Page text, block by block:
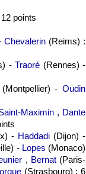
points
Chevalerin (Reims) :
-Traoré (Rennes) -
-Oudin
Maximin, Dante
- Haddadi(Dijon) -
- Lopes (Monaco)
, Bernat(Paris-
(Strasbourg) : 6